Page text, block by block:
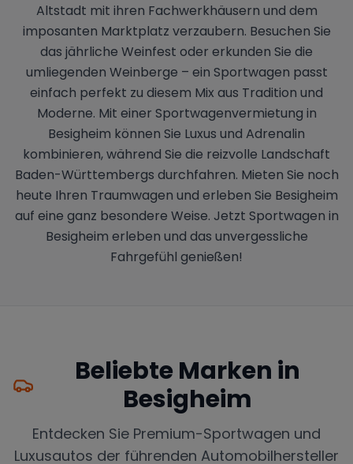
Altstadt mit ihren Fachwerkhäusern und dem
imposanten Marktplatz verzaubern. Besuchen Sie
das jährliche Weinfest oder erkunden Sie die
umliegenden Weinberge – ein Sportwagen passt
einfach perfekt zu diesem Mix aus Tradition und
Moderne. Mit einer Sportwagenvermietung in
Besigheim können Sie Luxus und Adrenalin
kombinieren, während Sie die reizvolle Landschaft
Baden-Württembergs durchfahren. Mieten Sie noch
heute Ihren Traumwagen und erleben Sie Besigheim
auf eine ganz besondere Weise. Jetzt Sportwagen in
Besigheim erleben und das unvergessliche
Fahrgefühl genießen!
Beliebte Marken in
Besigheim
Entdecken Sie Premium-Sportwagen und
Luxusautos der führenden Automobilhersteller